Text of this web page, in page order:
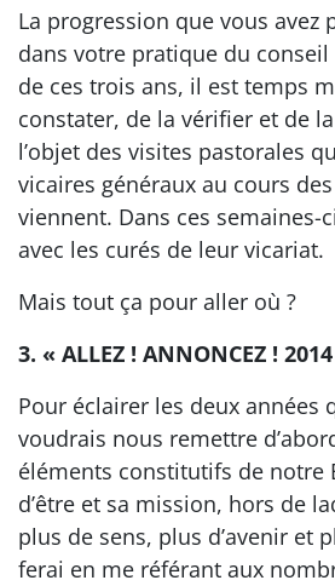
La progression que vous avez
dans votre pratique du
de ces trois ans, il est temps
constater, de la vérifier et de
l’objet des visites pastorales
vicaires généraux au cours
viennent. Dans ces semaines-
avec les curés de leur vicariat.
Mais tout ça pour aller où ?
3. « ALLEZ ! ANNONCEZ !
Pour éclairer les deux années
voudrais nous remettre
éléments constitutifs de notre
d’être et sa mission, hors de
plus de sens, plus d’avenir et
ferai en me référant aux